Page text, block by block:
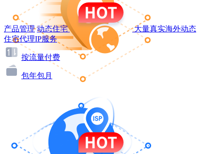
产品管理 动态住宅
大量真实海外动态
住宅代理IP服务
按流量付费
包年包月